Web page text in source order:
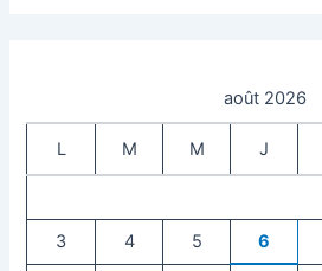
août 2026
L M M J
3 4 5 6